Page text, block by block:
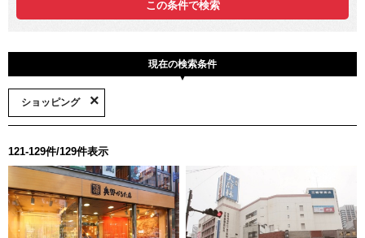
現在の検索条件
ショッピング
121-129件/129件表示